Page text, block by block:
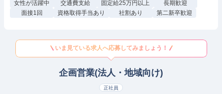
女性が活躍中
交通費支給 固定給25万円以上
長期歓迎
面接1回
資格取得手当あり 社割あり 第二新卒歓迎
いま見ている求人へ応募してみましょう！
企画営業(法人・地域向け)
正社員